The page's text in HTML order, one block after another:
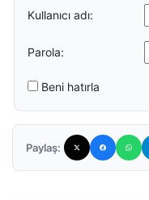
Kullanıcı adı:
Parola:
Beni hatırla
Paylaş: